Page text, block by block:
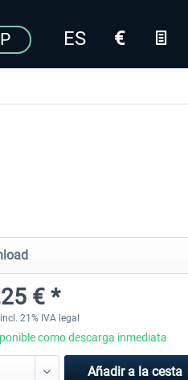
€ *
21% IVA legal
como descarga inmediata
Añadir a la cesta